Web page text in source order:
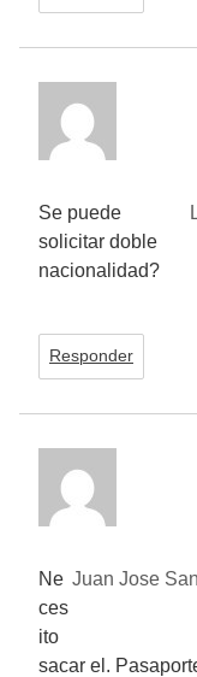
Se puede
solicitar doble
nacionalidad?
Responder
Juan Jose
Ne
ces
ito
sacar el.